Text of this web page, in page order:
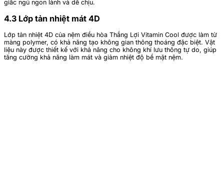
giấc ngủ ngon lành và dễ chịu.
4.3 Lớp tản nhiệt mát 4D
Lớp tản nhiệt 4D của nệm điều hòa Thắng Lợi Vitamin Cool được làm từ
màng polymer, có khả năng tạo không gian thông thoáng đặc biệt. Vật
liệu này được thiết kế với khả năng cho không khí lưu thông tự do, giúp
tăng cường khả năng làm mát và giảm nhiệt độ bề mặt nệm.